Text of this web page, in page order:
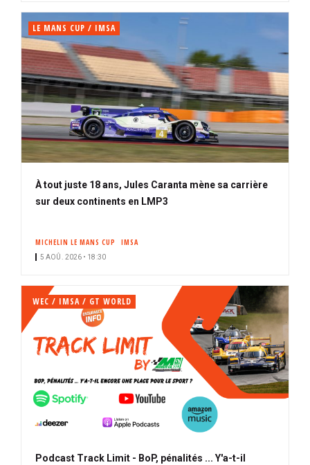
LE MANS CUP / IMSA
À tout juste 18 ans, Jules Caranta mène sa carrière
sur deux continents en LMP3
MICHELIN LE MANS CUP IMSA
5 AOÛ. 2026 • 18:30
WEC / IMSA / GT WORLD
Podcast Track Limit - BoP, pénalités ... Y'a-t-il